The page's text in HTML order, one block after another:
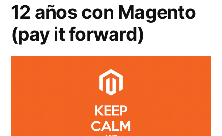
12 años con Magento
(pay it forward)